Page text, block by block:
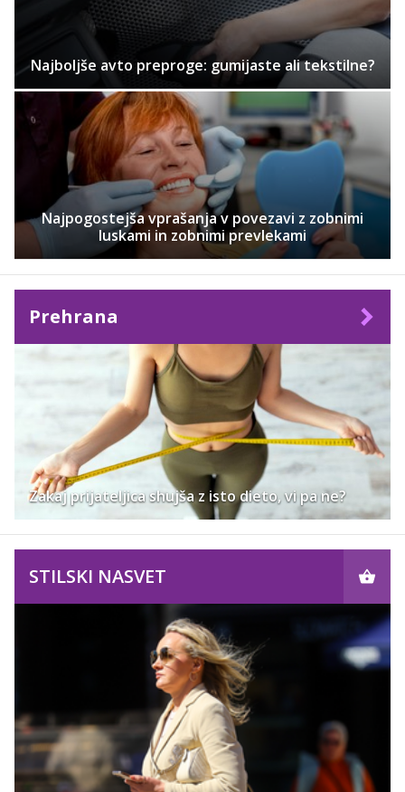
Najboljše avto preproge: gumijaste ali tekstilne?
Najpogostejša vprašanja v povezavi z zobnimi
luskami in zobnimi prevlekami
Prehrana
Zakaj prijateljica shujša z isto dieto, vi pa ne?
STILSKI NASVET